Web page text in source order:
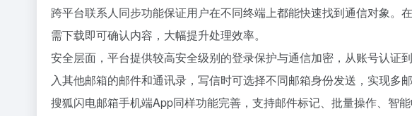
跨平台联系人同步功能保证用户在不同终端上都能快速找到通信对象。
需下载即可确认内容，大幅提升处理效率。
安全层面，平台提供较高安全级别的登录保护与通信加密，从账号认证
入其他邮箱的邮件和通讯录，写信时可选择不同邮箱身份发送，实现多邮
搜狐闪电邮箱手机端App同样功能完善，支持邮件标记、批量操作、智